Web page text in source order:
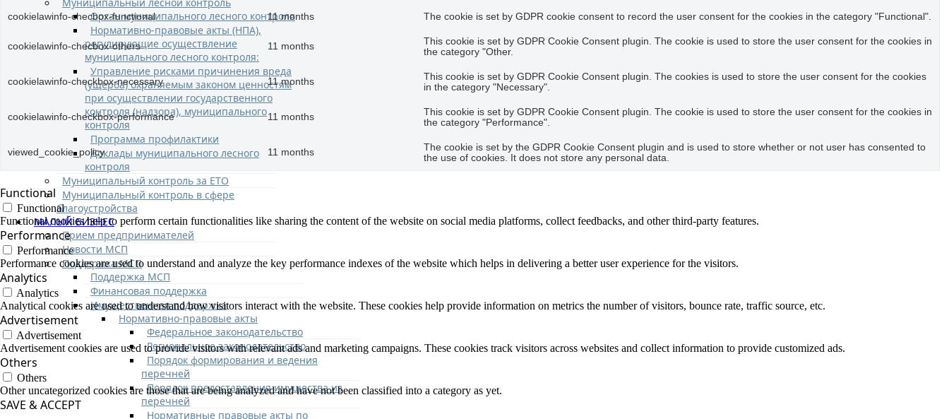
Орган муниципального лесного контроля
Нормативно-правовые акты (НПА),
регулирующие осуществление
муниципального лесного контроля:
Управление рисками причинения вреда
(ущерба) охраняемым законом ценностям
при осуществлении государственного
контроля (надзора), муниципального
контроля
Программа профилактики
Доклады муниципального лесного
контроля
Муниципальный контроль за ЕТО
Муниципальный контроль в сфере
благоустройства
МАЛЫЙ БИЗНЕС
Прием предпринимателей
Новости МСП
Поддержка МСП
Поддержка МСП
Финансовая поддержка
Имущественная поддержка
Нормативно-правовые акты
Федеральное законодательство
Региональное законодательство
Порядок формирования и ведения
перечней
Порядок предоставления имущества из
перечней
Нормативные правовые акты по
cookielawinfo-checbox-functional 11 months The cookie is set by GDPR cookie consent to record the user consent for the cookies in the category "Functional".
cookielawinfo-checbox-others 11 months
This cookie is set by GDPR Cookie Consent plugin. The cookie is used to store the user consent for the cookies in
the category "Other.
cookielawinfo-checkbox-necessary 11 months
This cookie is set by GDPR Cookie Consent plugin. The cookies is used to store the user consent for the cookies
in the category "Necessary".
cookielawinfo-checkbox-performance 11 months
This cookie is set by GDPR Cookie Consent plugin. The cookie is used to store the user consent for the cookies in
the category "Performance".
viewed_cookie_policy 11 months
The cookie is set by the GDPR Cookie Consent plugin and is used to store whether or not user has consented to
the use of cookies. It does not store any personal data.
Functional
Functional
Functional cookies help to perform certain functionalities like sharing the content of the website on social media platforms, collect feedbacks, and other third-party features.
Performance
Performance
Performance cookies are used to understand and analyze the key performance indexes of the website which helps in delivering a better user experience for the visitors.
Analytics
Analytics
Analytical cookies are used to understand how visitors interact with the website. These cookies help provide information on metrics the number of visitors, bounce rate, traffic source, etc.
Advertisement
Advertisement
Advertisement cookies are used to provide visitors with relevant ads and marketing campaigns. These cookies track visitors across websites and collect information to provide customized ads.
Others
Others
Other uncategorized cookies are those that are being analyzed and have not been classified into a category as yet.
SAVE & ACCEPT